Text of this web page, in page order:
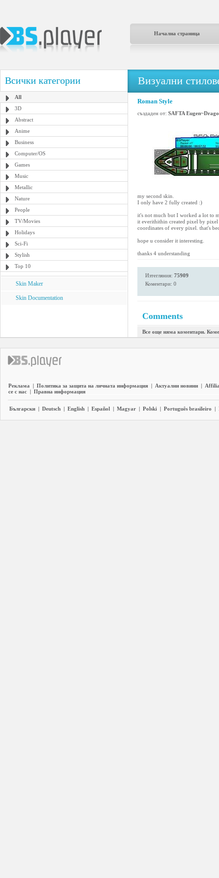
Начална страница
Всички категории
All
3D
Abstract
Anime
Business
Computer/OS
Games
Music
Metallic
Nature
People
TV/Movies
Holidays
Sci-Fi
Stylish
Top 10
Skin Maker
Skin Documentation
Визуални
Roman Style
създаден от: SAFTA
my second skin.
I only have 2 fully created :)
it's not much but I worked a lot to
it everithithin created pixel by pixel
coordinates of every pixel. that's
hope u consider it interesting.
thanks 4 understanding
Изтегляния: 75909
Коментари: 0
Comments
Все още няма коментари.
Реклама | Политика за защита на личната информация | Актуални новини |
се с нас | Правна информация
Български | Deutsch | English | Español | Magyar | Polski | Português brasileiro |